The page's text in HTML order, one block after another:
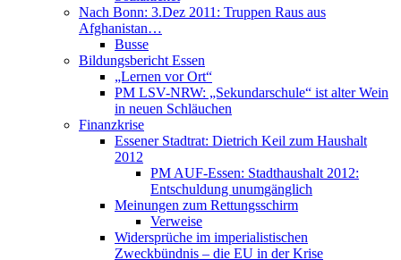
Nach Bonn: 3.Dez 2011: Truppen Raus aus
Afghanistan…
Busse
Bildungsbericht Essen
„Lernen vor Ort“
PM LSV-NRW: „Sekundarschule“ ist alter Wein
in neuen Schläuchen
Finanzkrise
Essener Stadtrat: Dietrich Keil zum Haushalt
2012
PM AUF-Essen: Stadthaushalt 2012:
Entschuldung unumgänglich
Meinungen zum Rettungsschirm
Verweise
Widersprüche im imperialistischen
Zweckbündnis – die EU in der Krise